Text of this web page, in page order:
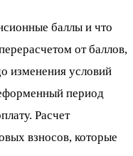
баллы и что
от баллов,
изменения условий
период
Расчет
взносов, которые